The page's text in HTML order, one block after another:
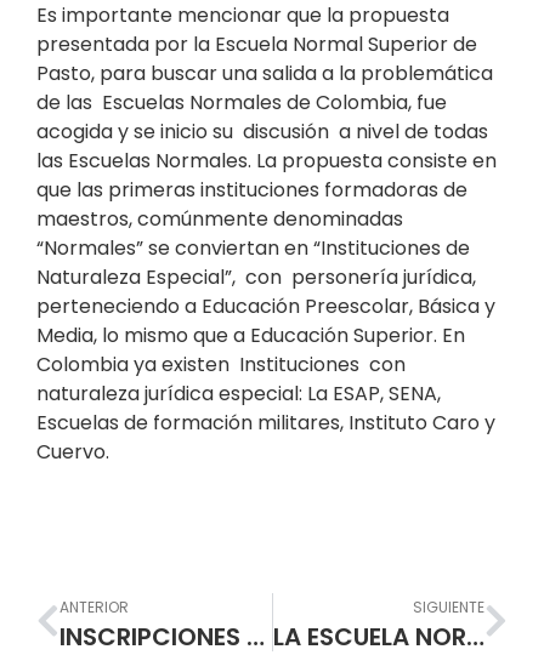
Es importante mencionar que la propuesta
presentada por la Escuela Normal Superior de
Pasto, para buscar una salida a la problemática
de las Escuelas Normales de Colombia, fue
acogida y se inicio su discusión a nivel de todas
las Escuelas Normales. La propuesta consiste en
que las primeras instituciones formadoras de
maestros, comúnmente denominadas
“Normales” se conviertan en “Instituciones de
Naturaleza Especial”, con personería jurídica,
perteneciendo a Educación Preescolar, Básica y
Media, lo mismo que a Educación Superior. En
Colombia ya existen Instituciones con
naturaleza jurídica especial: La ESAP, SENA,
Escuelas de formación militares, Instituto Caro y
Cuervo.
Prev
ANTERIOR
INSCRIPCIONES PROGRAMA DE FORMACION COMPLEMANTARIA
SIGUIENTE
LA ESCUELA NORMAL SUPERIOR DE PASTO PARTICIPA EN LAS MESAS NACIONALES PARA CONSTRUIR LA POLITICA Y EL SISTEMA DE FORMACION DE EDUCADORES DE COLOMBIA.